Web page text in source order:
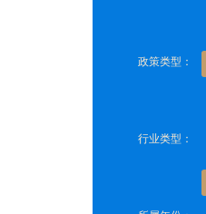
政策类型：
行业类型：